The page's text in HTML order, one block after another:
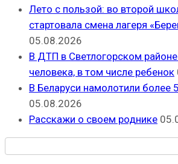
Лето с пользой: во второй
стартовала смена лагеря
05.08.2026
В ДТП в Светлогорском районе
человека, в том числе ребенок
В Беларуси намолотили более
05.08.2026
Расскажи о своем роднике